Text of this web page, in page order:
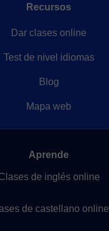
Recursos
Dar clases online
Test de nivel idiomas
Blog
Mapa web
Aprende
de inglés online
de castellano online